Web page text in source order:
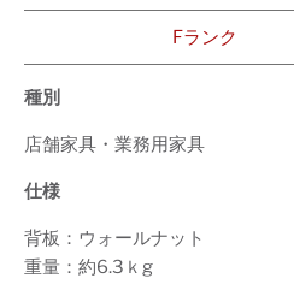
Fランク
種別
店舗家具・業務用家具
仕様
背板：ウォールナット
重量：約6.3ｋg